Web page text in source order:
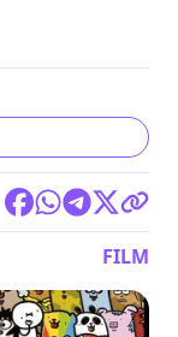
FILM